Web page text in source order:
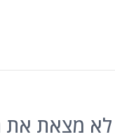
לא מצאת את